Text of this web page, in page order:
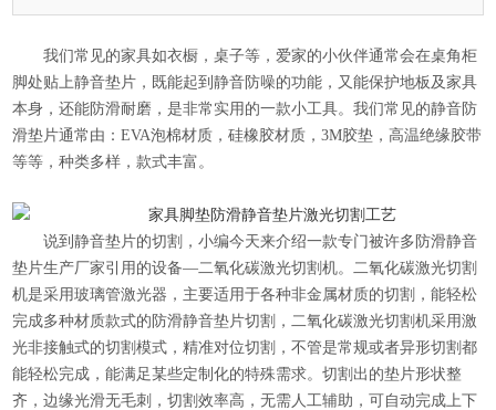
我们常见的家具如衣橱，桌子等，爱家的小伙伴通常会在桌角柜
脚处贴上静音垫片，既能起到静音防噪的功能，又能保护地板及家具
本身，还能防滑耐磨，是非常实用的一款小工具。我们常见的静音防
滑垫片通常由：EVA泡棉材质，硅橡胶材质，3M胶垫，高温绝缘胶带
等等，种类多样，款式丰富。
说到静音垫片的切割，小编今天来介绍一款专门被许多防滑静音
垫片生产厂家引用的设备—二氧化碳激光切割机。二氧化碳激光切割
机是采用玻璃管激光器，主要适用于各种非金属材质的切割，能轻松
完成多种材质款式的防滑静音垫片切割，二氧化碳激光切割机采用激
光非接触式的切割模式，精准对位切割，不管是常规或者异形切割都
能轻松完成，能满足某些定制化的特殊需求。切割出的垫片形状整
齐，边缘光滑无毛刺，切割效率高，无需人工辅助，可自动完成上下